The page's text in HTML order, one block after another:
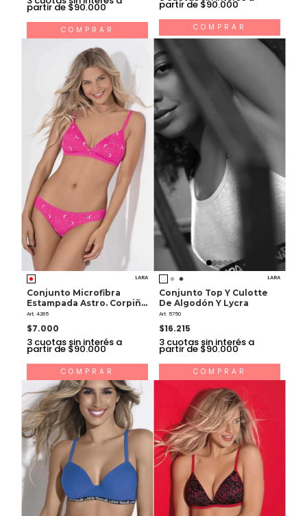
partir de $90.000
COMPRAR COMPRAR
LARA
Conjunto Microfibra
Estampada Astro. Corpiño
Triangulo Soft Sin Push
Art. 4265
$7.000
3 cuotas sin interés a
partir de $90.000
COMPRAR
LARA
Conjunto Top Y Culotte
De Algodón Y Lycra
Art. 5750
$16.215
3 cuotas sin interés a
partir de $90.000
COMPRAR